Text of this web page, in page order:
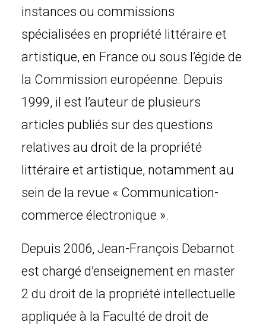
instances ou commissions
spécialisées en propriété littéraire et
artistique, en France ou sous l’égide de
la Commission européenne. Depuis
1999, il est l’auteur de plusieurs
articles publiés sur des questions
relatives au droit de la propriété
littéraire et artistique, notamment au
sein de la revue « Communication-
commerce électronique ».
Depuis 2006, Jean-François Debarnot
est chargé d’enseignement en master
2 du droit de la propriété intellectuelle
appliquée à la Faculté de droit de